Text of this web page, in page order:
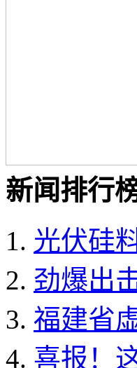
新闻排行
光伏硅
劲爆出
福建省
喜报！